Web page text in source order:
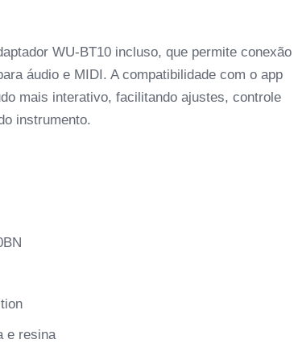
WU-BT10 incluso, que permite conexão
áudio e MIDI. A compatibilidade com o app
mais interativo, facilitando ajustes, controle
instrumento.
e resina